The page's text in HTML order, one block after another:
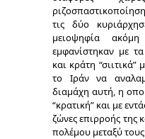
τις δύο
μειοψηφία
εμφανίστηκαν με
και κράτη
το Ιράν να
διαμάχη αυτή, η
“κρατική” και με
ζώνες επιρροής της
πολέμου μεταξύ